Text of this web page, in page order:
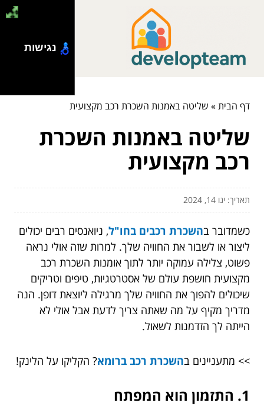
דף הבית» שליטה באמנות השכרת רכב מקצועית
שליטה באמנות השכרת
רכב מקצועית
תאריך: ינו 14, 2024
כשמדובר בהשכרת רכבים בחו"ל, ניואנסים רבים יכולים
ליצור או לשבור את החוויה שלך. למרות שזה אולי נראה
פשוט, צלילה עמוקה יותר לתוך אומנות השכרת רכב
מקצועית חושפת עולם של אסטרטגיות, טיפים וטריקים
שיכולים להפוך את החוויה שלך מרגילה ליוצאת דופן. הנה
מדריך מקיף על מה שאתה צריך לדעת אבל אולי לא
הייתה לך הזדמנות לשאול.
>> מתעניינים בהשכרת רכב ברומא? הקליקו על הלינק!
1. התזמון הוא המפתח
נגישות